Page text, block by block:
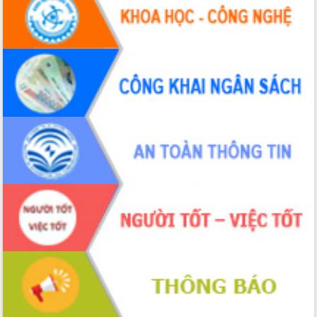
Tháo gỡ những vướng mắc, đẩy mạnh
công tác cải cách thủ tục hành chính
tại Trung tâm Phục vụ hành chính
công tỉnh
Đắk Lắk: Tôn vinh 46 giải pháp tại Hội
thi Sáng tạo Kỹ thuật 2024 - 2025
Đắk Lắk rà soát, điều chỉnh Đề án 190
về phát triển nuôi trồng thủy sản
Phó Chủ tịch UBND tỉnh Đắk Lắk
Trương Công Thái kiểm tra thực địa
Dự án cao tốc Khánh Hòa - Buôn Ma
Định vị cà phê Việt Nam như một “di
sản sống” trong dòng chảy toàn cầu
Xây dựng nông thôn mới: Nâng cao đời
sống người dân từ những mô hình thiết
Quyết liệt tháo gỡ vướng mắc, đẩy
nhanh tiến độ các dự án trọng điểm
trong Khu kinh tế Nam Phú Yên